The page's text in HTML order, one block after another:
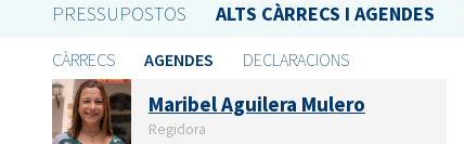
PRESSUPOSTOS ALTS CÀRRECS I AGENDES
CÀRRECS AGENDES DECLARACIONS
Maribel Aguilera Mulero
Regidora